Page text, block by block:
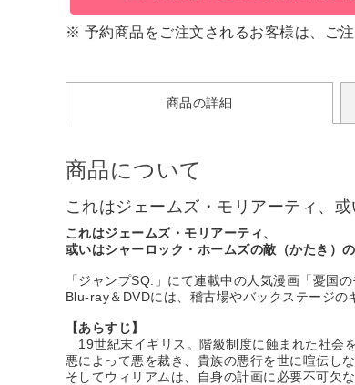
※ 予約商品をご注文されるお客様は、ご
商品の詳細
商品について
これはジェームズ・モリアーティ、
これはジェームズ・モリアーティ、
或いはシャーロック・ホームズの敵（かたき）
「ジャンプSQ.」にて連載中の人気漫画「憂国
Blu-ray＆DVDには、稽古場やバックステージの
【あらすじ】
19世紀末イギリス。階級制度に蝕まれた社会
悪によって悪を裁き、貴族の悪行を世に喧伝し
そしてウィリアムは、自身の計画に必要不可欠